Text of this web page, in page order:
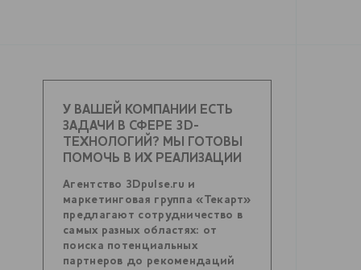
У ВАШЕЙ КОМПАНИИ ЕСТЬ
ЗАДАЧИ В СФЕРЕ 3D-
ТЕХНОЛОГИЙ? МЫ ГОТОВЫ
ПОМОЧЬ В ИХ РЕАЛИЗАЦИИ
Агентство 3Dpulse.ru и
маркетинговая группа «Текарт»
предлагают сотрудничество в
самых разных областях: от
поиска потенциальных
партнеров до рекомендаций